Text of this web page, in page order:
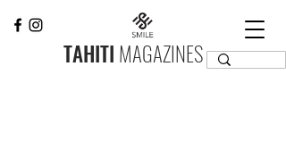
TAHITI MAGAZINES